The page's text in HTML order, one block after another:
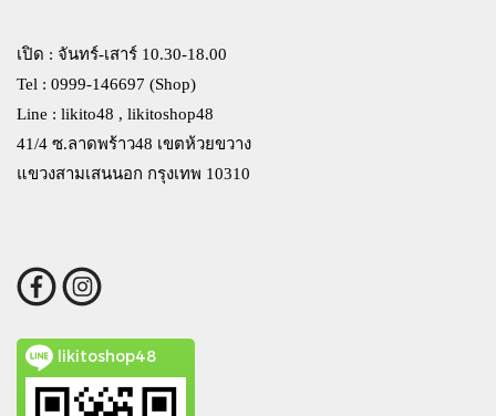
เปิด : จันทร์-เสาร์ 10.30-18.00
Tel : 0999-146697 (Shop)
Line : likito48 , likitoshop48
41/4 ซ.ลาดพร้าว48 เขตห้วยขวาง
แขวงสามเสนนอก กรุงเทพ 10310
likitoshop48